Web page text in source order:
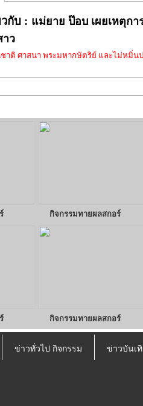
กับ : แม่ยาย ป๊อบ เผยเหตุก
าว
ติ ศาสนา พระมหากษัตริย์ และไม่หมิ่น
กิจกรรมทายผลสกอร์
กิจกรรมทายผลสกอร์
ข่าวทั่วไป กิจกรรม ข่าวบันเ